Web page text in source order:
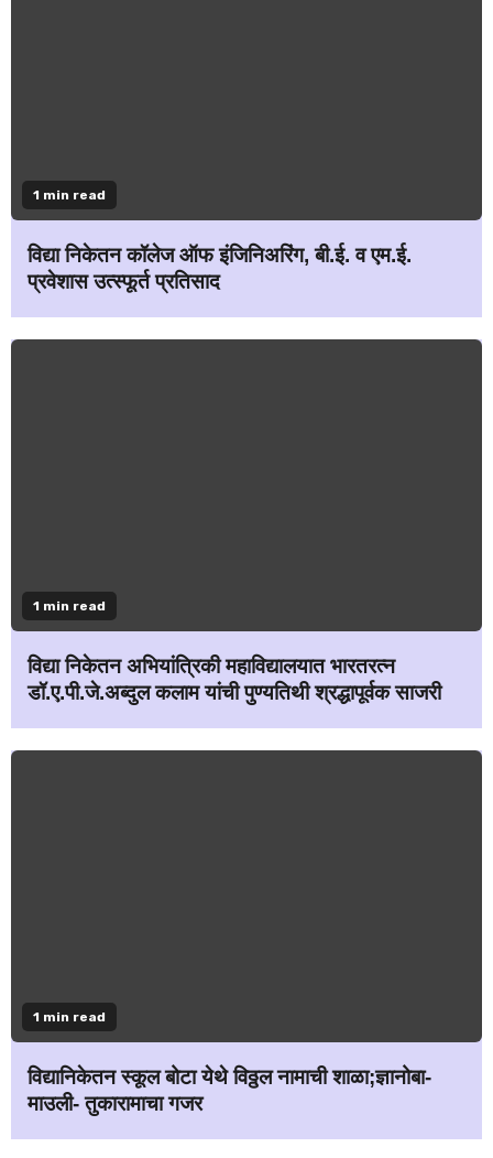
1 min read
विद्या निकेतन कॉलेज ऑफ इंजिनिअरिंग, बी.ई. व एम.ई.
प्रवेशास उत्स्फूर्त प्रतिसाद
1 min read
विद्या निकेतन अभियांत्रिकी महाविद्यालयात भारतरत्न
डॉ.ए.पी.जे.अब्दुल कलाम यांची पुण्यतिथी श्रद्धापूर्वक साजरी
1 min read
विद्यानिकेतन स्कूल बोटा येथे विठ्ठल नामाची शाळा;ज्ञानोबा-
माउली- तुकारामाचा गजर